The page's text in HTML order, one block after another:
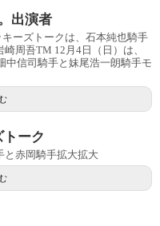
出演者
ーズトークは、石本純也騎手
周吾TM 12月4日（日）は、
中信司騎手と妹尾浩一朗騎手モ
ーク
と赤岡騎手拡大拡大